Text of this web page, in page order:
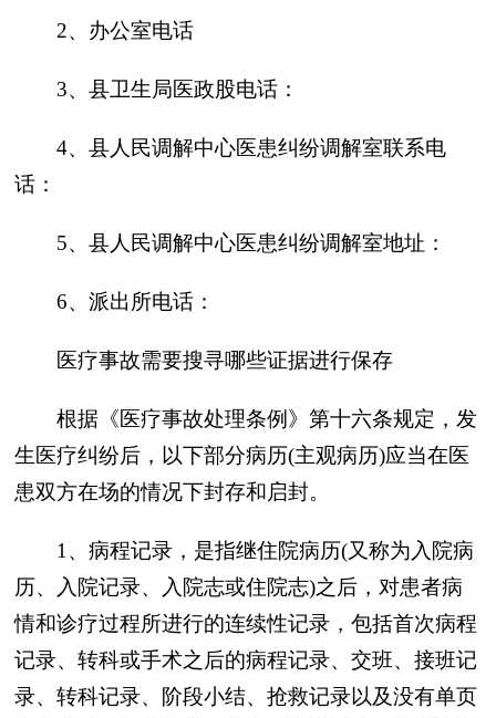
2、办公室电话
3、县卫生局医政股电话：
4、县人民调解中心医患纠纷调解室联系电
话：
5、县人民调解中心医患纠纷调解室地址：
6、派出所电话：
医疗事故需要搜寻哪些证据进行保存
根据《医疗事故处理条例》第十六条规定，发
生医疗纠纷后，以下部分病历(主观病历)应当在医
患双方在场的情况下封存和启封。
1、病程记录，是指继住院病历(又称为入院病
历、入院记录、入院志或住院志)之后，对患者病
情和诊疗过程所进行的连续性记录，包括首次病程
记录、转科或手术之后的病程记录、交班、接班记
录、转科记录、阶段小结、抢救记录以及没有单页